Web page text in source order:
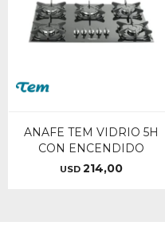
ANAFE TEM VIDRIO 5H
CON ENCENDIDO
USD 214,00